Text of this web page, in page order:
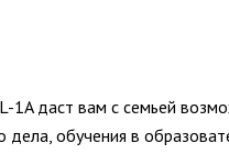
даст вам с семьей
дела, обучения в